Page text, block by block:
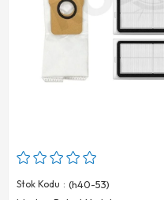
Stok Kodu
(h40-53)